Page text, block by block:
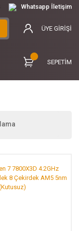
Whatsapp İletişim
ÜYE GİRİŞİ
SEPETİM